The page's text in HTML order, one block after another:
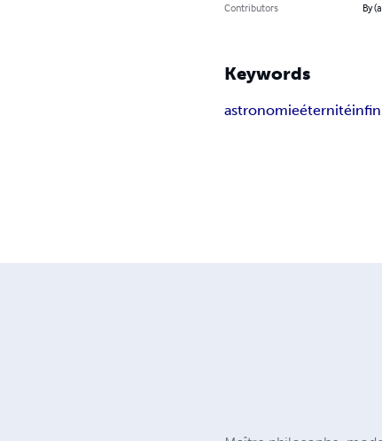
Contributors
By
Keywords
astronomieéternité